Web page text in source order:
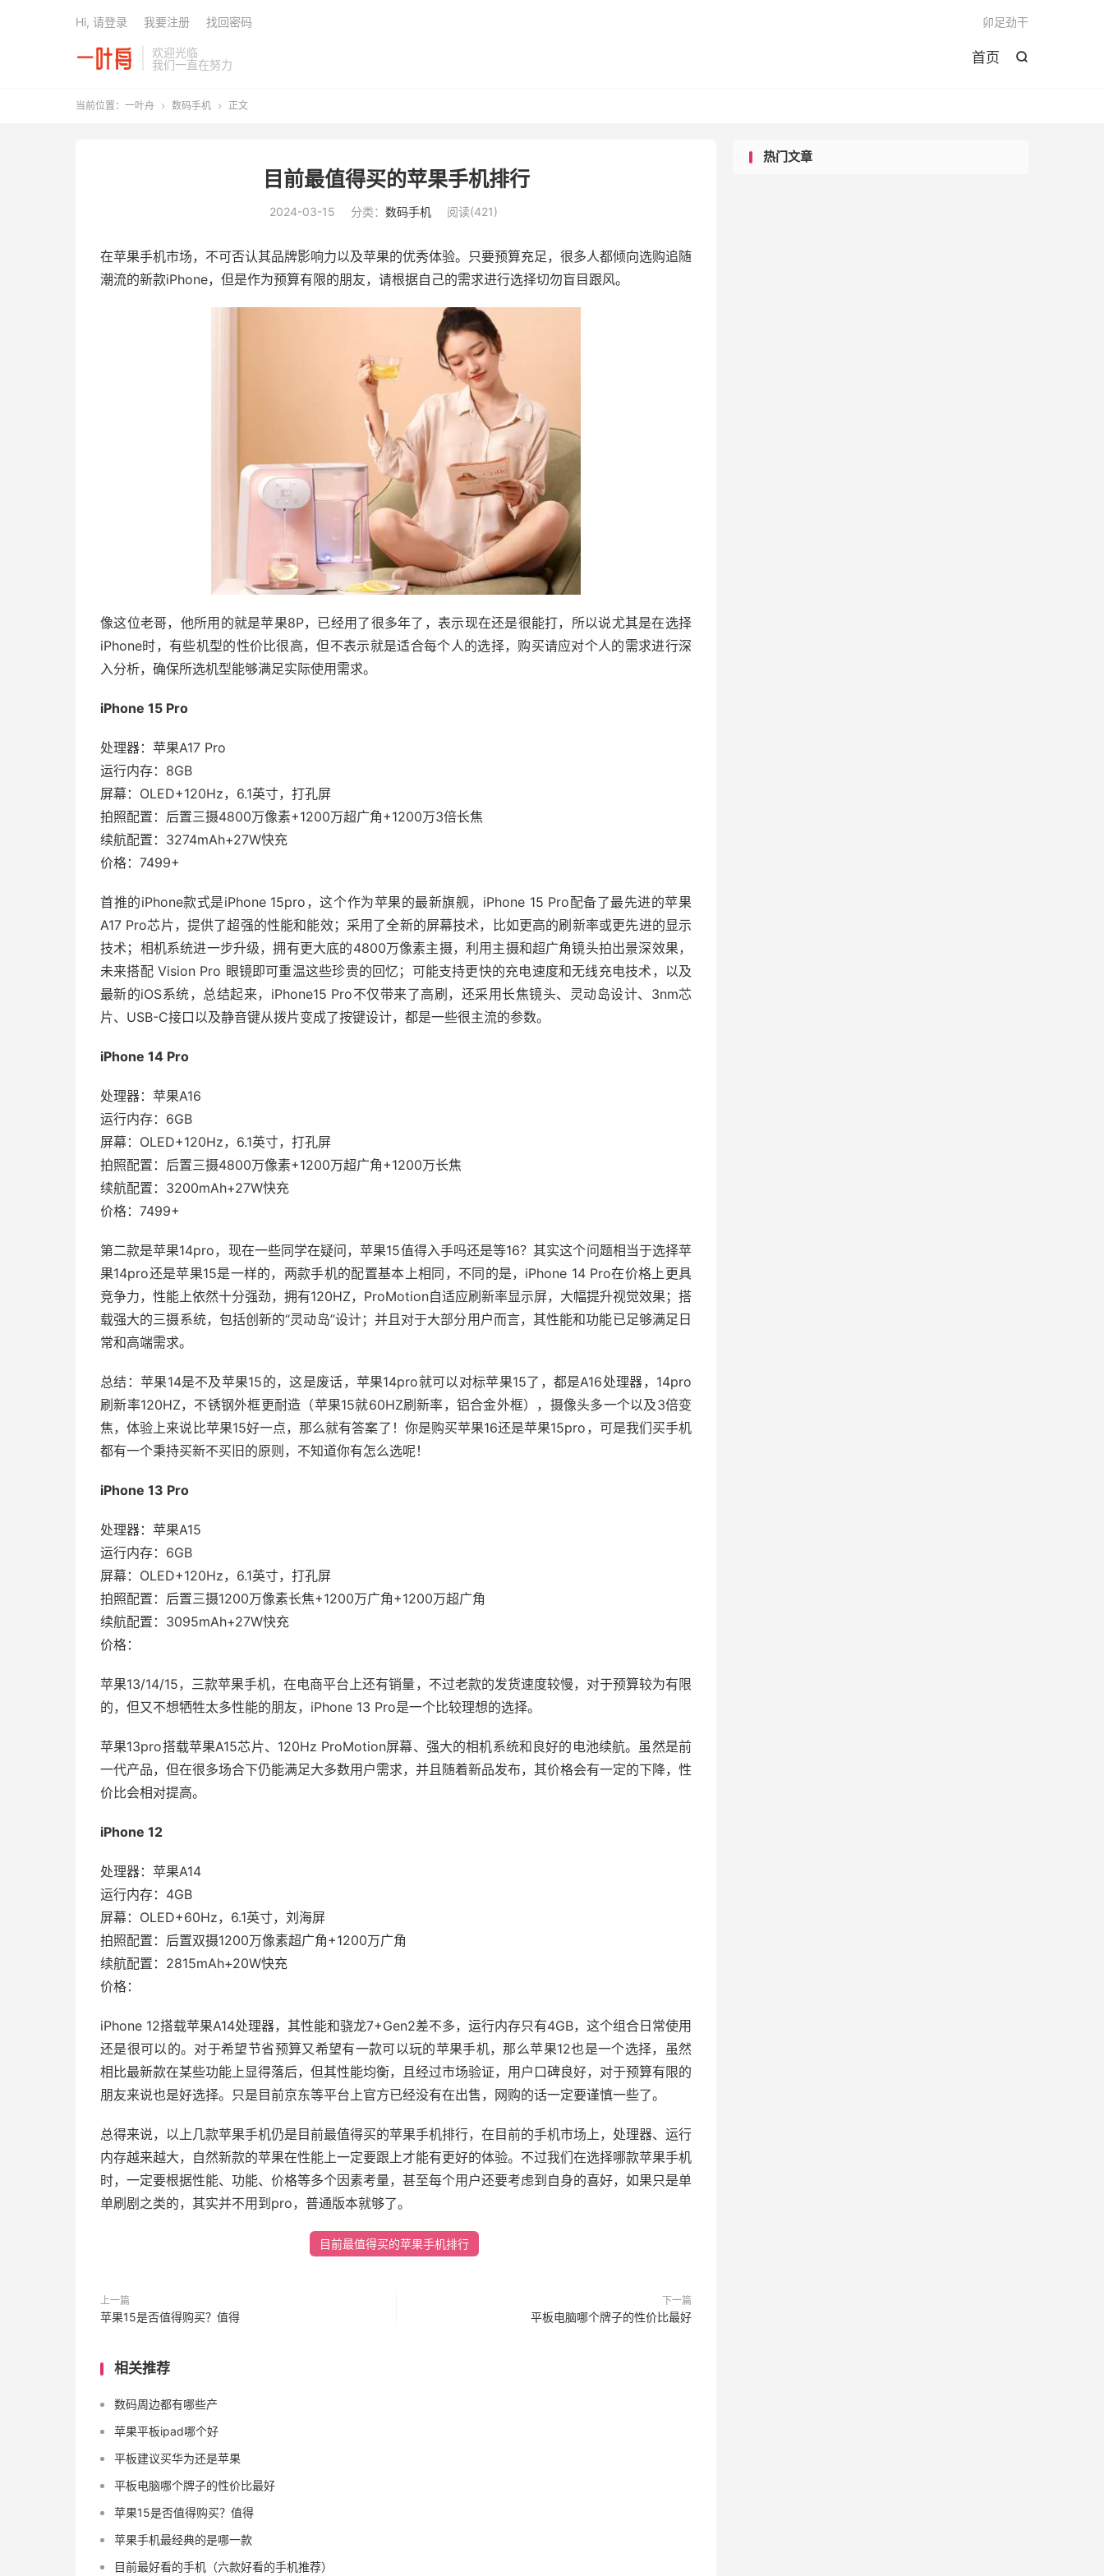
欢迎光临
我们一直在努力

首页
卯足劲干
Hi, 请登录 我要注册 找回密码
当前位置： 一叶舟  数码手机  正文
目前最值得买的苹果手机排行
2024-03-15 分类： 数码手机 阅读(421)
在苹果手机市场，不可否认其品牌影响力以及苹果的优秀体验。只要预算充足，很多人都倾向选购追随
潮流的新款iPhone，但是作为预算有限的朋友，请根据自己的需求进行选择切勿盲目跟风。
像这位老哥，他所用的就是苹果8P，已经用了很多年了，表示现在还是很能打，所以说尤其是在选择
iPhone时，有些机型的性价比很高，但不表示就是适合每个人的选择，购买请应对个人的需求进行深
入分析，确保所选机型能够满足实际使用需求。
iPhone 15 Pro
处理器：苹果A17 Pro
运行内存：8GB
屏幕：OLED+120Hz，6.1英寸，打孔屏
拍照配置：后置三摄4800万像素+1200万超广角+1200万3倍长焦
续航配置：3274mAh+27W快充
价格：7499+
首推的iPhone款式是iPhone 15pro，这个作为苹果的最新旗舰，iPhone 15 Pro配备了最先进的苹果
A17 Pro芯片，提供了超强的性能和能效；采用了全新的屏幕技术，比如更高的刷新率或更先进的显示
技术；相机系统进一步升级，拥有更大底的4800万像素主摄，利用主摄和超广角镜头拍出景深效果，
未来搭配 Vision Pro 眼镜即可重温这些珍贵的回忆；可能支持更快的充电速度和无线充电技术，以及
最新的iOS系统，总结起来，iPhone15 Pro不仅带来了高刷，还采用长焦镜头、灵动岛设计、3nm芯
片、USB-C接口以及静音键从拨片变成了按键设计，都是一些很主流的参数。
iPhone 14 Pro
处理器：苹果A16
运行内存：6GB
屏幕：OLED+120Hz，6.1英寸，打孔屏
拍照配置：后置三摄4800万像素+1200万超广角+1200万长焦
续航配置：3200mAh+27W快充
价格：7499+
第二款是苹果14pro，现在一些同学在疑问，苹果15值得入手吗还是等16？其实这个问题相当于选择苹
果14pro还是苹果15是一样的，两款手机的配置基本上相同，不同的是，iPhone 14 Pro在价格上更具
竞争力，性能上依然十分强劲，拥有120HZ，ProMotion自适应刷新率显示屏，大幅提升视觉效果；搭
载强大的三摄系统，包括创新的“灵动岛”设计；并且对于大部分用户而言，其性能和功能已足够满足日
常和高端需求。
总结：苹果14是不及苹果15的，这是废话，苹果14pro就可以对标苹果15了，都是A16处理器，14pro
刷新率120HZ，不锈钢外框更耐造（苹果15就60HZ刷新率，铝合金外框），摄像头多一个以及3倍变
焦，体验上来说比苹果15好一点，那么就有答案了！你是购买苹果16还是苹果15pro，可是我们买手机
都有一个秉持买新不买旧的原则，不知道你有怎么选呢！
iPhone 13 Pro
处理器：苹果A15
运行内存：6GB
屏幕：OLED+120Hz，6.1英寸，打孔屏
拍照配置：后置三摄1200万像素长焦+1200万广角+1200万超广角
续航配置：3095mAh+27W快充
价格：
苹果13/14/15，三款苹果手机，在电商平台上还有销量，不过老款的发货速度较慢，对于预算较为有限
的，但又不想牺牲太多性能的朋友，iPhone 13 Pro是一个比较理想的选择。
苹果13pro搭载苹果A15芯片、120Hz ProMotion屏幕、强大的相机系统和良好的电池续航。虽然是前
一代产品，但在很多场合下仍能满足大多数用户需求，并且随着新品发布，其价格会有一定的下降，性
价比会相对提高。
iPhone 12
处理器：苹果A14
运行内存：4GB
屏幕：OLED+60Hz，6.1英寸，刘海屏
拍照配置：后置双摄1200万像素超广角+1200万广角
续航配置：2815mAh+20W快充
价格：
iPhone 12搭载苹果A14处理器，其性能和骁龙7+Gen2差不多，运行内存只有4GB，这个组合日常使用
还是很可以的。对于希望节省预算又希望有一款可以玩的苹果手机，那么苹果12也是一个选择，虽然
相比最新款在某些功能上显得落后，但其性能均衡，且经过市场验证，用户口碑良好，对于预算有限的
朋友来说也是好选择。只是目前京东等平台上官方已经没有在出售，网购的话一定要谨慎一些了。
总得来说，以上几款苹果手机仍是目前最值得买的苹果手机排行，在目前的手机市场上，处理器、运行
内存越来越大，自然新款的苹果在性能上一定要跟上才能有更好的体验。不过我们在选择哪款苹果手机
时，一定要根据性能、功能、价格等多个因素考量，甚至每个用户还要考虑到自身的喜好，如果只是单
单刷剧之类的，其实并不用到pro，普通版本就够了。
目前最值得买的苹果手机排行
上一篇
苹果15是否值得购买？值得
下一篇
平板电脑哪个牌子的性价比最好
相关推荐
数码周边都有哪些产
苹果平板ipad哪个好
平板建议买华为还是苹果
平板电脑哪个牌子的性价比最好
苹果15是否值得购买？值得
苹果手机最经典的是哪一款
目前最好看的手机（六款好看的手机推荐）
热门文章